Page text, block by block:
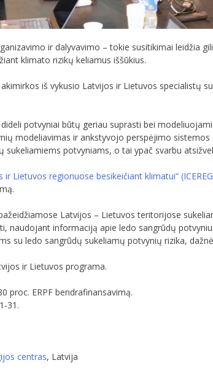
ir dalyvavimo – tokie susitikimai leidžia
klimato rizikų keliamus iššūkius.
iš vykusio Latvijos ir Lietuvos specialistų
potvyniai būtų geriau suprasti bei
modeliavimas ir ankstyvojo perspėjimo
potvyniams, o tai ypač svarbu
Lietuvos regionuose besikeičiant klimatui“
Latvijos – Lietuvos teritorijose
naudojant informaciją apie ledo sangrūdų
su ledo sangrūdų sukeliamų potvynių rizika,
ir Lietuvos programa.
proc. ERPF bendrafinansavimą.
31.
centras, Latvija